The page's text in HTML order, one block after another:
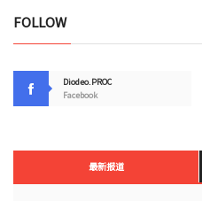
FOLLOW
Diodeo.PROC
Facebook
最新报道